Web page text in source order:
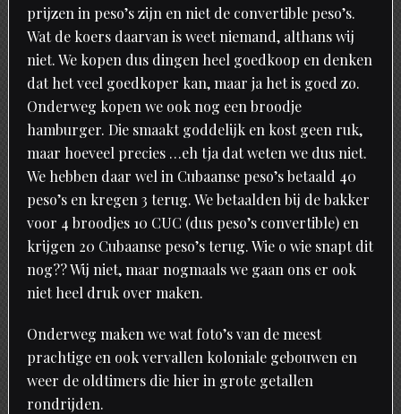
prijzen in peso’s zijn en niet de convertible peso’s.
Wat de koers daarvan is weet niemand, althans wij
niet. We kopen dus dingen heel goedkoop en denken
dat het veel goedkoper kan, maar ja het is goed zo.
Onderweg kopen we ook nog een broodje
hamburger. Die smaakt goddelijk en kost geen ruk,
maar hoeveel precies …eh tja dat weten we dus niet.
We hebben daar wel in Cubaanse peso’s betaald 40
peso’s en kregen 3 terug. We betaalden bij de bakker
voor 4 broodjes 10 CUC (dus peso’s convertible) en
krijgen 20 Cubaanse peso’s terug. Wie o wie snapt dit
nog?? Wij niet, maar nogmaals we gaan ons er ook
niet heel druk over maken.
Onderweg maken we wat foto’s van de meest
prachtige en ook vervallen koloniale gebouwen en
weer de oldtimers die hier in grote getallen
rondrijden.